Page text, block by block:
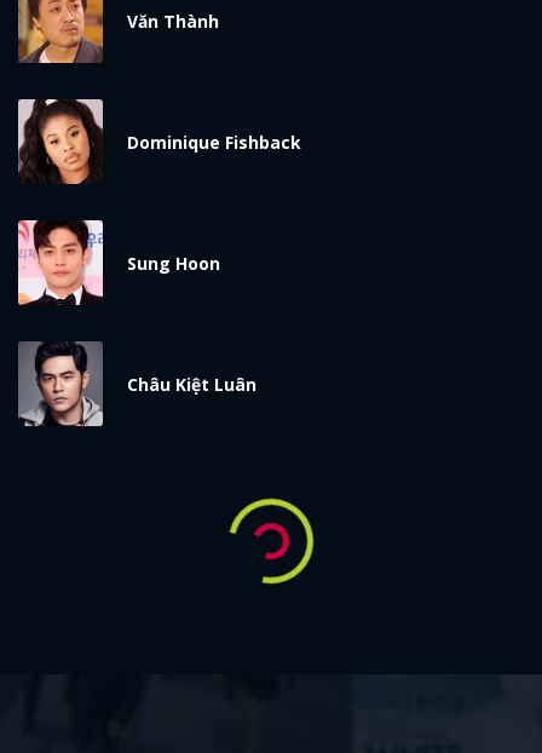
Văn Thành
Dominique Fishback
Sung Hoon
Châu Kiệt Luân
Spider-Verse: Tìm hiểu về Supaidaman -
Spider-Man phiên bản Nhật